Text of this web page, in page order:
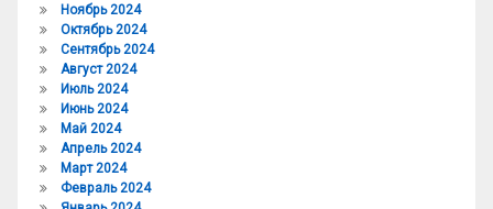
Ноябрь 2024
Октябрь 2024
Сентябрь 2024
Август 2024
Июль 2024
Июнь 2024
Май 2024
Апрель 2024
Март 2024
Февраль 2024